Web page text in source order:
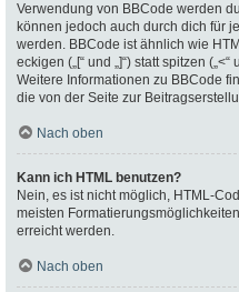
Verwendung von BBCode werden
können jedoch auch durch dich für
werden. BBCode ist ähnlich wie
eckigen („[“ und „]“) statt spitzen
Weitere Informationen zu BBCode
die von der Seite zur
Nach oben
Kann ich HTML benutzen?
Nein, es ist nicht möglich, HTML-
meisten
erreicht werden.
Nach oben